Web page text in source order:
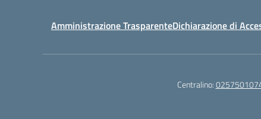
Amministrazione TrasparenteDichiarazione di
Centralino: